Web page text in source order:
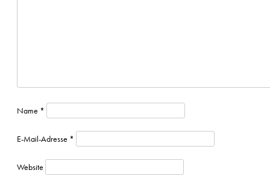
Name *
E-Mail-Adresse *
Website